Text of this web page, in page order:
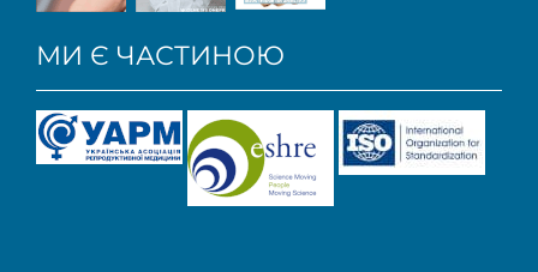
МИ Є ЧАСТИНОЮ